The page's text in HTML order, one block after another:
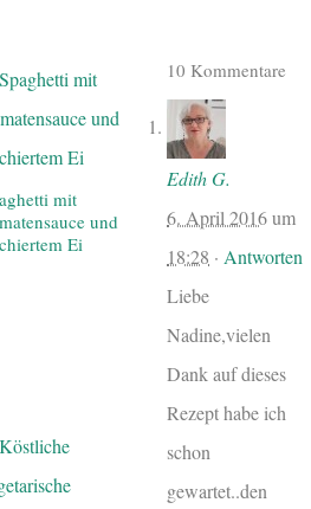
mit
und
Ei
10 Kommentare
Edith G.
6. April 2016um
18:28 · Antworten
Liebe
Nadine,vielen
Dank auf dieses
Rezept habe ich
schon
gewartet..den